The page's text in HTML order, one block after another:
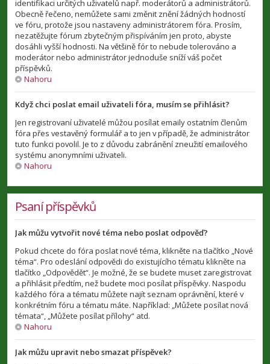
identifikaci určitých uživatelů např. moderátorů a administrátorů.
Obecně řečeno, nemůžete sami změnit znění žádných hodností
ve fóru, protože jsou nastaveny administrátorem fóra. Prosím,
nezatěžujte fórum zbytečným přispíváním jen proto, abyste
dosáhli vyšší hodnosti. Na většině fór to nebude tolerováno a
moderátor nebo administrátor jednoduše sníží váš počet
příspěvků.
Nahoru
Když chci poslat email uživateli fóra, musím se přihlásit?
Jen registrovaní uživatelé můžou posílat emaily ostatním členům
fóra přes vestavěný formulář a to jen v případě, že administrátor
tuto funkci povolil. Je to z důvodu zabránění zneužití emailového
systému anonymními uživateli.
Nahoru
Psaní příspěvků
Jak můžu vytvořit nové téma nebo poslat odpověď?
Pokud chcete do fóra poslat nové téma, klikněte na tlačítko „Nové
téma“. Pro odeslání odpovědi do existujícího tématu klikněte na
tlačítko „Odpovědět“. Je možné, že se budete muset zaregistrovat
a přihlásit předtím, než budete moci posílat příspěvky. Naspodu
každého fóra a tématu můžete najít seznam oprávnění, které v
konkrétním fóru a tématu máte. Například: „Můžete posílat nová
témata“, „Můžete posílat přílohy“ atd.
Nahoru
Jak můžu upravit nebo smazat příspěvek?